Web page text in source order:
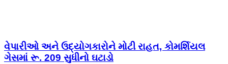
વેપારીઓ અને ઉદ્યોગકારોને મોટી રાહત, કોમર્શિયલ
ગેસમાં રૂ. 209 સુધીનો ઘટાડો